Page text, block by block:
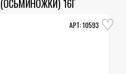
16Г
10593